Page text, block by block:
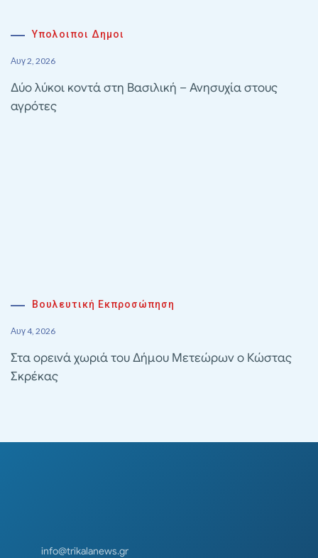
Υπολοιποι Δημοι
Αυγ 2, 2026
Δύο λύκοι κοντά στη Βασιλική – Ανησυχία στους
αγρότες
Βουλευτική Εκπροσώπηση
Αυγ 4, 2026
Στα ορεινά χωριά του Δήμου Μετεώρων ο Κώστας
Σκρέκας
info@trikalanews.gr